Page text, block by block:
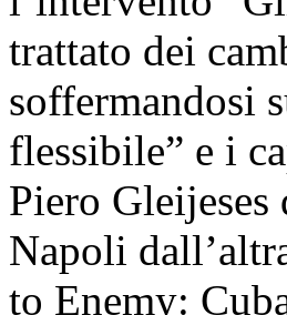
trattato dei
soffermandosi
flessibile” e i
Piero
Napoli
to Enemy: